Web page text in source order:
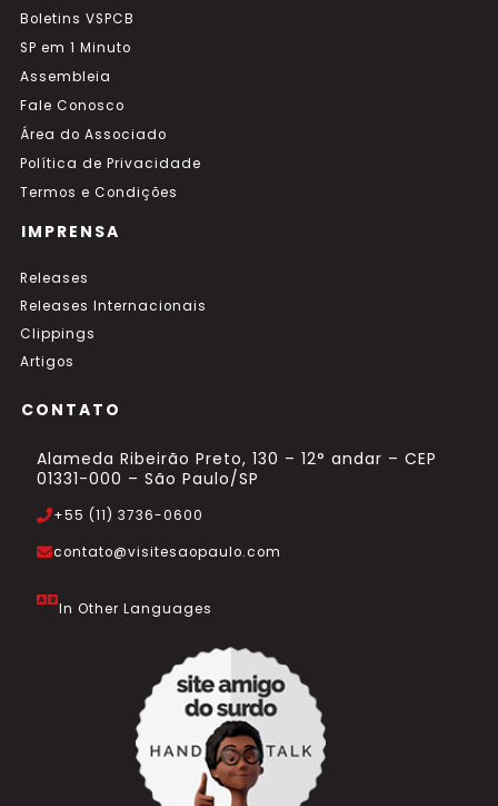
Boletins VSPCB
SP em 1 Minuto
Assembleia
Fale Conosco
Área do Associado
Política de Privacidade
Termos e Condições
IMPRENSA
Releases
Releases Internacionais
Clippings
Artigos
CONTATO
Alameda Ribeirão Preto, 130 – 12° andar – CEP
01331-000 – São Paulo/SP
+55 (11) 3736-0600
contato@visitesaopaulo.com
In Other Languages